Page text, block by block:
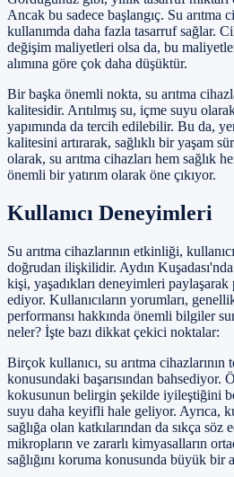
Ancak bu sadece başlangıç. Su arıtma
kullanımda daha fazla tasarruf sağlar.
değişim maliyetleri olsa da, bu
alımına göre çok daha düşüktür.
Bir başka önemli nokta, su arıtma
kalitesidir. Arıtılmış su, içme suyu
yapımında da tercih edilebilir. Bu da,
kalitesini artırarak, sağlıklı bir yaşam
olarak, su arıtma cihazları hem sağlık
önemli bir yatırım olarak öne çıkıyor.
Kullanıcı Deneyimleri
Su arıtma cihazlarının etkinliği,
doğrudan ilişkilidir. Aydın
kişi, yaşadıkları deneyimleri
ediyor. Kullanıcıların yorumları,
performansı hakkında önemli bilgiler
neler? İşte bazı dikkat çekici noktalar:
Birçok kullanıcı, su arıtma cihazlarının
konusundaki başarısından bahsediyor.
kokusunun belirgin şekilde iyileştiğini
suyu daha keyifli hale geliyor. Ayrıca,
sağlığa olan katkılarından da sıkça söz
mikropların ve zararlı kimyasalların
sağlığını koruma konusunda büyük bir